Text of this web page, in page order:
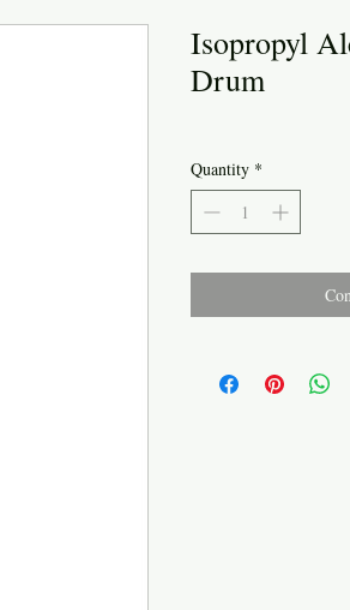
Isopropyl
Drum
Quantity *